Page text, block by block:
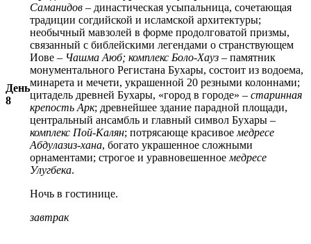
День
8
Саманидов – династическая усыпальница, сочетающая
традиции согдийской и исламской архитектуры;
необычный мавзолей в форме продолговатой призмы,
связанный с библейскими легендами о странствующем
Иове – Чашма Аюб; комплекс Боло-Хауз – памятник
монументального Регистана Бухары, состоит из водоема,
минарета и мечети, украшенной 20 резными колоннами;
цитадель древней Бухары, «город в городе» – старинная
крепость Арк; древнейшее здание парадной площади,
центральный ансамбль и главный символ Бухары –
комплекс Пой-Калян; потрясающе красивое медресе
Абдулазиз-хана, богато украшенное сложными
орнаментами; строгое и уравновешенное медресе
Улугбека.
Ночь в гостинице.
завтрак